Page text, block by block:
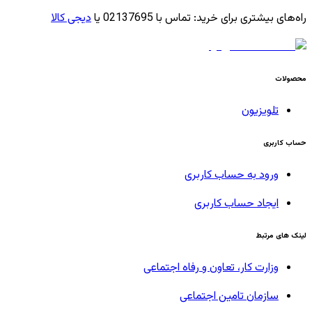
راه‌های بیشتری برای خرید: تماس با 02137695 یا دیجی کالا
محصولات
تلویزیون
حساب کاربری
ورود به حساب کاربری
ایجاد حساب کاربری
لینک های مرتبط
وزارت کار، تعاون و رفاه اجتماعی
سازمان تامین اجتماعی